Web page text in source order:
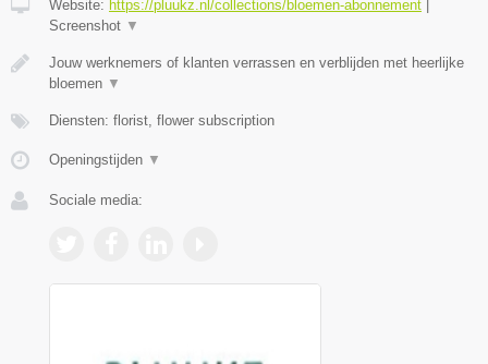
Website: https://pluukz.nl/collections/bloemen-abonnement
Screenshot ▼
Jouw werknemers of klanten verrassen en verblijden met heerlijke
bloemen ▼
Diensten: florist, flower subscription
Openingstijden ▼
Sociale media: